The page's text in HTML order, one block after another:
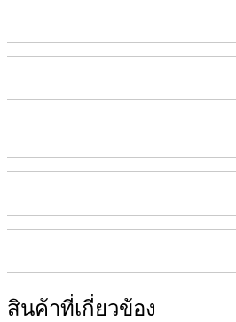
สินค้าที่เกี่ยวข้อง